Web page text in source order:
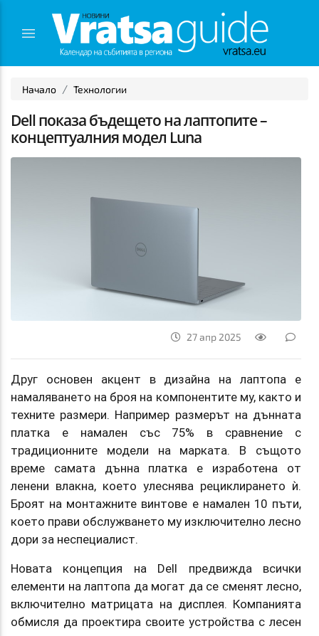
Начало Технологии
Dell показа бъдещето на лаптопите –
концептуалния модел Luna
27 апр 2025
Друг основен акцент в дизайна на лаптопа е
намаляването на броя на компонентите му, както и
техните размери. Например размерът на дънната
платка е намален със 75% в сравнение с
традиционните модели на марката. В същото
време самата дънна платка е изработена от
ленени влакна, което улеснява рециклирането ѝ.
Броят на монтажните винтове е намален 10 пъти,
което прави обслужването му изключително лесно
дори за неспециалист.
Новата концепция на Dell предвижда всички
елементи на лаптопа да могат да се сменят лесно,
включително матрицата на дисплея. Компанията
обмисля да проектира своите устройства с лесен